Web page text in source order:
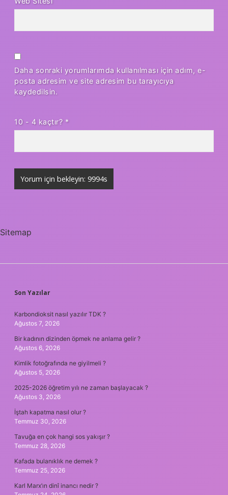
Daha sonraki yorumlarımda kullanılması için adım, e-
posta adresim ve site adresim bu tarayıcıya
kaydedilsin.
10 - 4 kaçtır? *
Sitemap
SIDEBAR
Son Yazılar
Karbondioksit nasıl yazılır TDK ?
Ağustos 7, 2026
Bir kadının dizinden öpmek ne anlama gelir ?
Ağustos 6, 2026
Kimlik fotoğrafında ne giyilmeli ?
Ağustos 5, 2026
2025-2026 öğretim yılı ne zaman başlayacak ?
Ağustos 3, 2026
İştah kapatma nasıl olur ?
Temmuz 30, 2026
Tavuğa en çok hangi sos yakışır ?
Temmuz 28, 2026
Kafada bulanıklık ne demek ?
Temmuz 25, 2026
Karl Marx’ın dinî inancı nedir ?